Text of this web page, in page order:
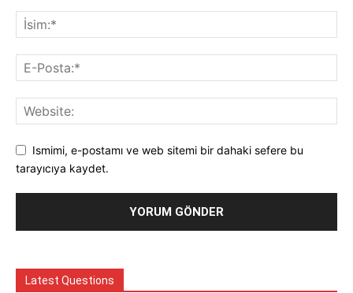
Ismimi, e-postamı ve web sitemi bir dahaki sefere bu
tarayıcıya kaydet.
Latest Questions